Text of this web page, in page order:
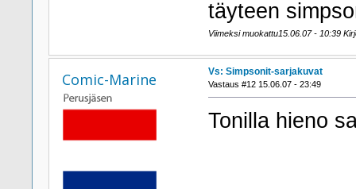
täyteen
Viimeksi muokattu15.06.07 - 10:39
Comic-Marine Vs: Simpsonit-sarjakuvat
Vastaus #12 15.06.07 - 23:49
Tonilla hieno